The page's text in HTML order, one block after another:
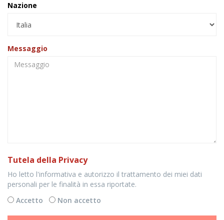
Nazione
Messaggio
Tutela della Privacy
Ho letto l'informativa e autorizzo il trattamento dei miei dati
personali per le finalità in essa riportate.
Accetto
Non accetto